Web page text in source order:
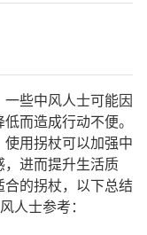
些中风人士可能因
而造成行动不便。
用拐杖可以加强中
，进而提升生活质
的拐杖，以下总结
人士参考：